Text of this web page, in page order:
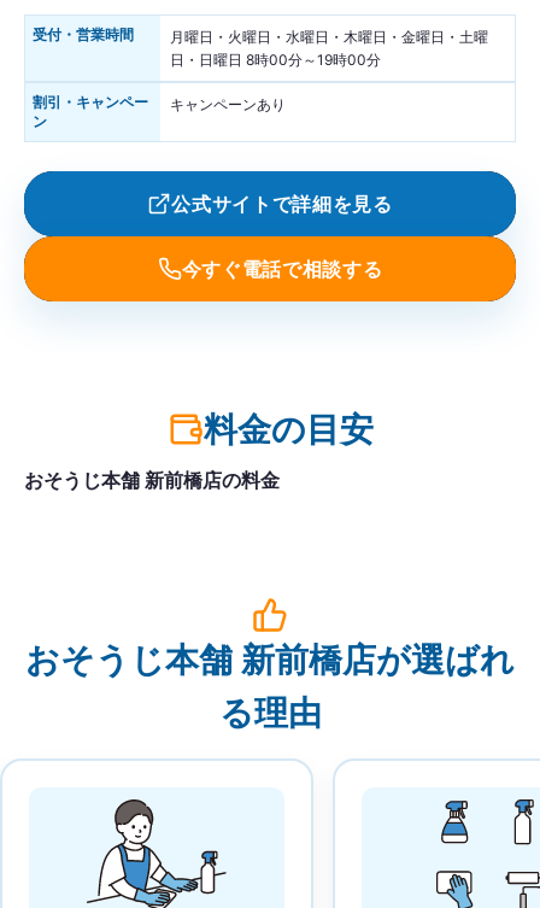
受付・営業時間
月曜日・火曜日・水曜日・木曜日・金曜日・土曜
日・日曜日 8時00分～19時00分
割引・キャンペー
ン
キャンペーンあり
公式サイトで詳細を見る
今すぐ電話で相談する
料金の目安
おそうじ本舗 新前橋店の料金
おそうじ本舗 新前橋店が選ばれ
る理由